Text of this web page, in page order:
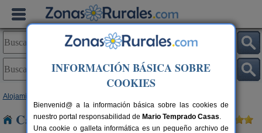
Alojamientos
Casas Rurales cerca de Rioturbio
INFORMACIÓN BÁSICA SOBRE
COOKIES
Bienvenid@ a la información básica sobre las cookies de
nuestro portal responsabilidad de Mario Temprado Casas.
Una cookie o galleta informática es un pequeño archivo de